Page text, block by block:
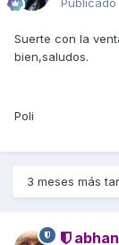
Suerte con la
bien,saludos.
Poli
3 meses más